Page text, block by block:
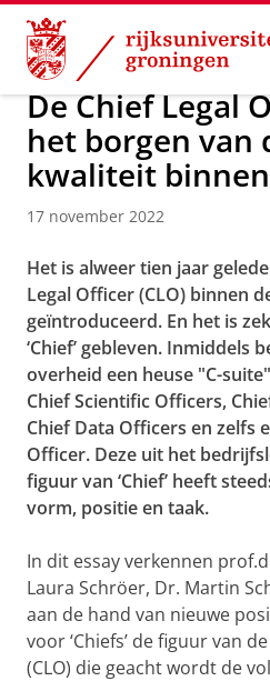
Skip
Content
Skip
Navigation
Over ons Campus Fryslân
De Chief Legal
het borgen van
kwaliteit
17 november 2022
Het is alweer tien jaar
Legal Officer (CLO) binnen
geïntroduceerd. En het is
‘Chief’ gebleven. Inmiddels
overheid een heuse "C-
Chief Scientific Officers,
Chief Data Officers en zelfs
Officer. Deze uit het
figuur van ‘Chief’ heeft
vorm, positie en taak.
In dit essay verkennen
Laura Schröer, Dr. Martin
aan de hand van nieuwe
voor ‘Chiefs’ de figuur van
(CLO) die geacht wordt de